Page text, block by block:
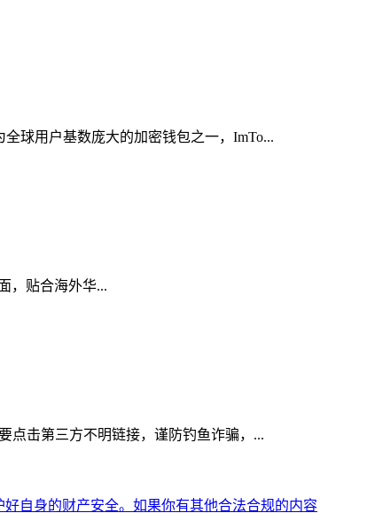
球用户基数庞大的加密钱包之一，ImTo...
，贴合海外华...
点击第三方不明链接，谨防钓鱼诈骗，...